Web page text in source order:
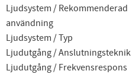
Ljudsystem / Rekommenderad
användning
Ljudsystem / Typ
Ljudutgång / Anslutningsteknik
Ljudutgång / Frekvensrespons